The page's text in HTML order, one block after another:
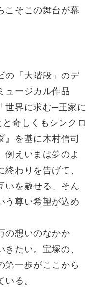
こそこの舞台が幕
の「大階段」のデ
ュージカル作品
世界に求む─王家に
奇しくもシンクロ
』を基に木村信司
例えいまは夢のよ
わりを告げて、
いを赦せる、そん
う尊い希望が込め
の想いのなかか
たい。宝塚の、
第一歩がここから
る。